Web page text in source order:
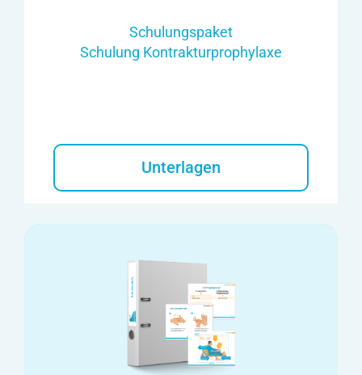
Schulungspaket
Schulung Kontrakturprophylaxe
Unterlagen